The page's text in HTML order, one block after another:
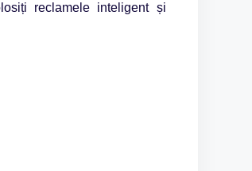
reclamele inteligent și